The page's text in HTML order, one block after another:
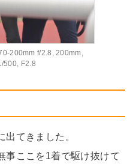
200mm f/2.8, 200mm,
500, F2.8
てきました。
事ここを1着で駆け抜けて